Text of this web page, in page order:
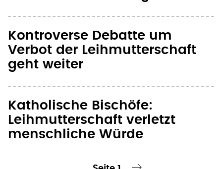
Kontroverse Debatte um
Verbot der Leihmutterschaft
geht weiter
Katholische Bischöfe:
Leihmutterschaft verletzt
menschliche Würde